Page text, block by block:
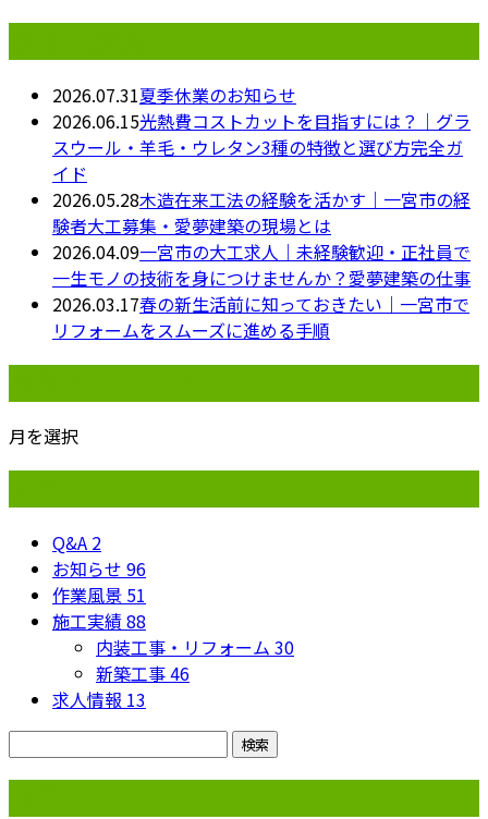
2026.07.31夏季休業のお知らせ
2026.06.15光熱費コストカットを目指すには？｜グラ
スウール・羊毛・ウレタン3種の特徴と選び方完全ガ
イド
2026.05.28木造在来工法の経験を活かす｜一宮市の経
験者大工募集・愛夢建築の現場とは
2026.04.09一宮市の大工求人｜未経験歓迎・正社員で
一生モノの技術を身につけませんか？愛夢建築の仕事
2026.03.17春の新生活前に知っておきたい｜一宮市で
リフォームをスムーズに進める手順
月を選択
Q&A 2
お知らせ 96
作業風景 51
施工実績88
内装工事・リフォーム 30
新築工事46
求人情報 13